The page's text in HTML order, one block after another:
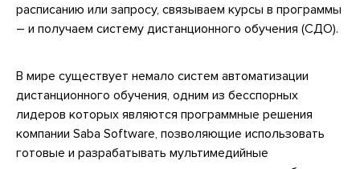
расписанию или запросу, связываем курсы в программы
– и получаем систему дистанционного обучения (СДО).
В мире существует немало систем автоматизации
дистанционного обучения, одним из бесспорных
лидеров которых являются программные решения
компании Saba Software, позволяющие использовать
готовые и разрабатывать мультимедийные